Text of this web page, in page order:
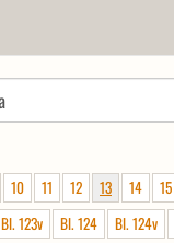
10 11 12 13 14
15
Bl. 123v Bl. 124
Bl. 124v